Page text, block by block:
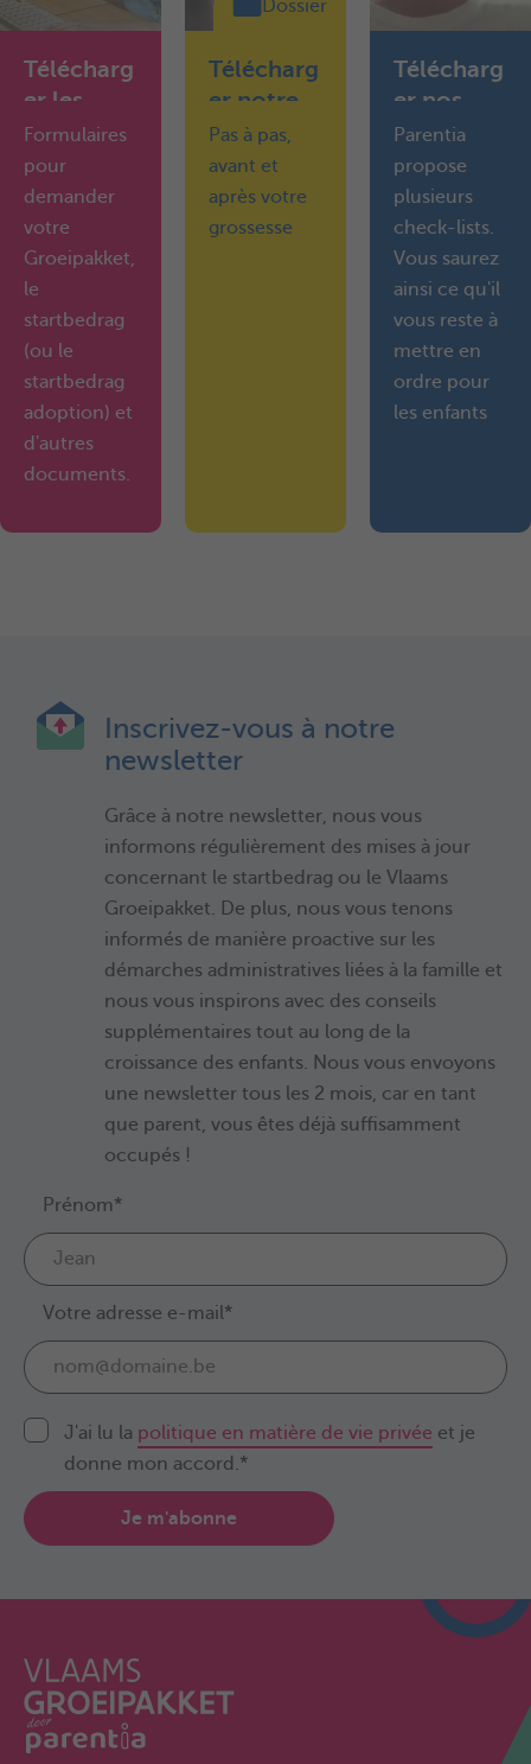
Télécharg
er les
formulair
es
Formulaires
pour
demander
votre
Groeipakket,
le
startbedrag
(ou le
startbedrag
adoption) et
d'autres
documents.
Dossier
Télécharg
er notre
guide
pratique
Pas à pas,
avant et
après votre
grossesse
Télécharg
er nos
check-
lists
Parentia
propose
plusieurs
check-lists.
Vous saurez
ainsi ce qu'il
vous reste à
mettre en
ordre pour
les enfants
Inscrivez-vous à notre
newsletter
Grâce à notre newsletter, nous vous
informons régulièrement des mises à jour
concernant le startbedrag ou le Vlaams
Groeipakket. De plus, nous vous tenons
informés de manière proactive sur les
démarches administratives liées à la famille et
nous vous inspirons avec des conseils
supplémentaires tout au long de la
croissance des enfants. Nous vous envoyons
une newsletter tous les 2 mois, car en tant
que parent, vous êtes déjà suffisamment
occupés !
Prénom*
Votre adresse e-mail*
J'ai lu la politique en matière de vie privée et je
donne mon accord.*
Je m'abonne